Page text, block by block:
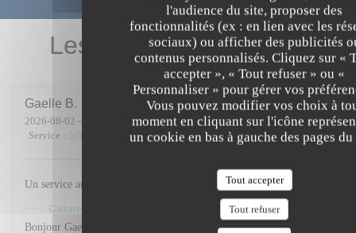
l'audience du site, proposer des
fonctionnalités (ex : en lien avec les
sociaux) ou afficher des publicités
contenus personnalisés. Cliquez sur «
accepter », « Tout refuser » ou «
Personnaliser » pour gérer vos
Vous pouvez modifier vos choix à
moment en cliquant sur l'icône
un cookie en bas à gauche des pages
Tout accepter
Tout refuser
Les avis de nos clients
Gaelle B
2026-08-02 - 12:30 - Couverts 2
Service : 5/5 Ambiance: 5 /5 Cuisine: 5 /5 Qualité / Prix: 5/5
Un service au top
Catamaran Café a répondu à cet avis
Bonjour Gaelle Berteaux, Un grand merci pour votre très beau